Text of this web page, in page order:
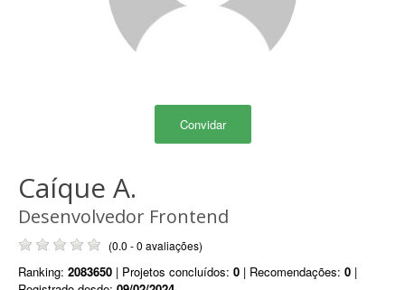
Convidar
Caíque A.
Desenvolvedor Frontend
(0.0 - 0 avaliações)
Ranking: 2083650 | Projetos concluídos: 0 | Recomendações: 0 |